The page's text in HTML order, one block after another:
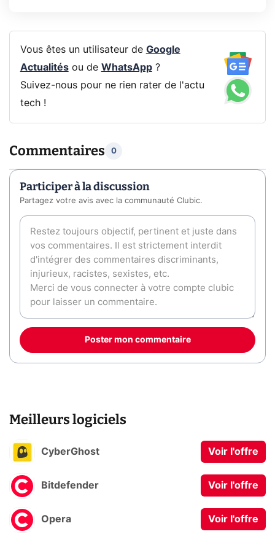
Vous êtes un utilisateur de Google
Actualitésou de WhatsApp?
Suivez-nous pour ne rien rater de l'actu
tech !
Commentaires 0
Participer à la discussion
Partagez votre avis avec la communauté Clubic.
Poster mon commentaire
Meilleurs logiciels
CyberGhost Voir l'offre
Bitdefender Voir l'offre
Opera Voir l'offre